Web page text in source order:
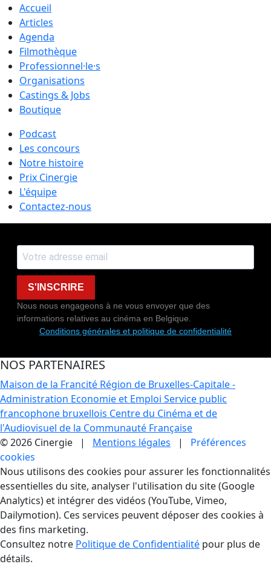
Accueil
Articles
Agenda
Filmothèque
Professionnel·le·s
Organisations
Castings & Jobs
Boutique
Podcast
Les concours
Notre histoire
Prix Cinergie
L'équipe
Contactez-nous
S'INSCRIRE
Nous nous engageons à ne vous envoyer que des
informations relatives au cinéma en Belgique.
Conditions générales et politique de confidentialité
NOS PARTENAIRES
Maison de la Francité Région de Bruxelles-Capitale -
Administration Economie et Emploi Service public
francophone bruxellois Centre du Cinéma et de
l'Audiovisuel de la Communauté Française
© 2026 Cinergie | Mentions légales | Préférences
cookies
Gestion des Cookies
Nous utilisons des cookies pour assurer les fonctionnalités
essentielles du site, analyser l'utilisation du site (Google
Analytics) et intégrer des vidéos (YouTube, Vimeo,
Dailymotion). Ces services peuvent déposer des cookies à
des fins marketing.
Consultez notre Politique de Confidentialité pour plus de
détails.